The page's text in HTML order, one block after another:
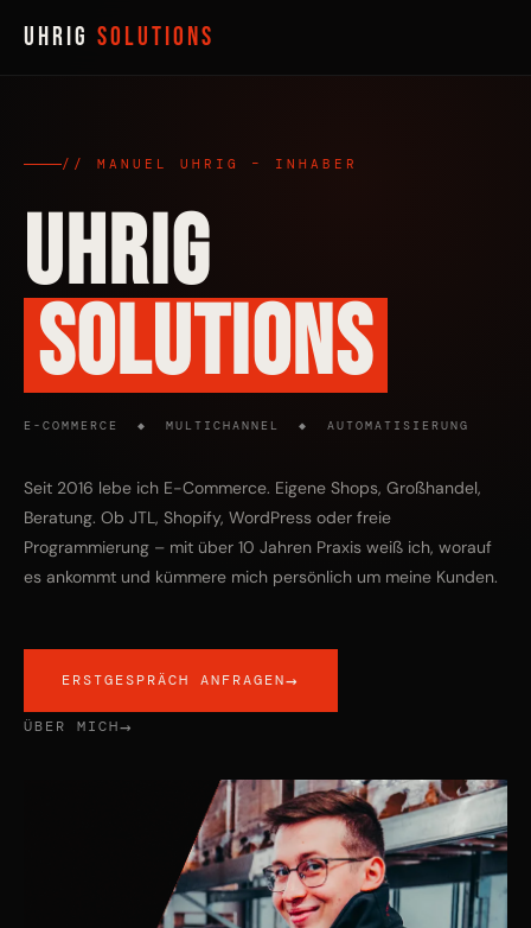
UHRIG Solutions
// MANUEL UHRIG – INHABER
UHRIG
SOLUTIONS
E-COMMERCE ◆ MULTICHANNEL ◆ AUTOMATISIERUNG
Seit 2016 lebe ich E-Commerce. Eigene Shops, Großhandel,
Beratung. Ob JTL, Shopify, WordPress oder freie
Programmierung – mit über 10 Jahren Praxis weiß ich, worauf
es ankommt und kümmere mich persönlich um meine Kunden.
ERSTGESPRÄCH ANFRAGEN→
ÜBER MICH→